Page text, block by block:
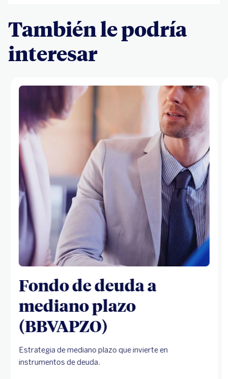
También le podría
interesar
Fondo de deuda a
mediano plazo
(BBVAPZO)
Estrategia de mediano plazo que invierte en
instrumentos de deuda.